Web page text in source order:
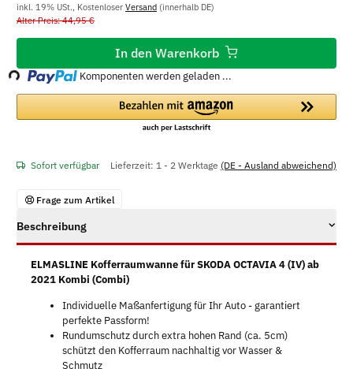
inkl. 19% USt., Kostenloser Versand (innerhalb DE)
Alter Preis: 44,95 €
In den Warenkorb
Loading... Komponenten werden geladen ...
Sofort verfügbar Lieferzeit: 1 - 2 Werktage (DE - Ausland abweichend)
Frage zum Artikel
Beschreibung
ELMASLINE Kofferraumwanne für SKODA OCTAVIA 4 (IV) ab
2021 Kombi (Combi)
Individuelle Maßanfertigung für Ihr Auto - garantiert
perfekte Passform!
Rundumschutz durch extra hohen Rand (ca. 5cm)
schützt den Kofferraum nachhaltig vor Wasser &
Schmutz